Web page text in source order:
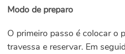
Modo de preparo
O primeiro passo é colocar o
travessa e reservar. Em